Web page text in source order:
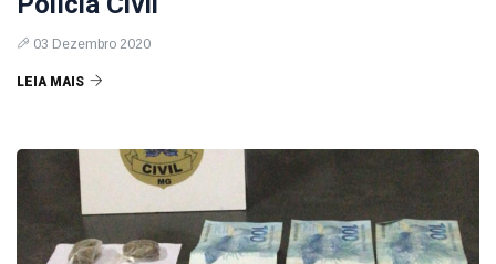
03 Dezembro 2020
LEIA MAIS